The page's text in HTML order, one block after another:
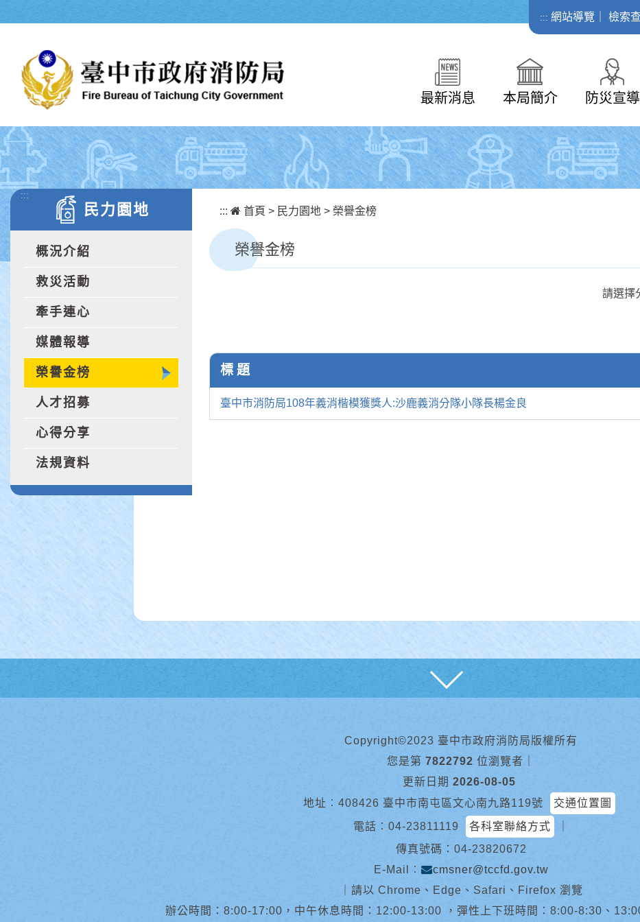
::: 網站導覽 檢索
最新消息 本局簡介 防災宣導
:::
民力園地
概況介紹
救災活動
牽手連心
媒體報導
榮譽金榜
人才招募
心得分享
法規資料
::: 首頁 > 民力園地 > 榮譽金榜
榮譽金榜
請選擇
標 題
臺中市消防局108年義消楷模獲獎人:沙鹿義消分隊小隊長楊金良
Copyright©2023 臺中市政府消防局版權所有
您是第 7822792 位瀏覽者
更新日期 2026-08-05
地址︰408426 臺中市南屯區文心南九路119號
交通位置圖
電話︰ 04-23811119 各科室聯絡方式
傳真號碼：04-23820672
E-Mail︰
cmsner@tccfd.gov.tw
請以 Chrome、Edge、Safari、Firefox 瀏覽
辦公時間：8:00-17:00，中午休息時間：12:00-13:00 ，彈性上下班時間：8:00-8:30、